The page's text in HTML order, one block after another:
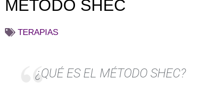
MÉTODO SHEC
TERAPIAS
¿QUÉ ES EL MÉTODO SHEC?